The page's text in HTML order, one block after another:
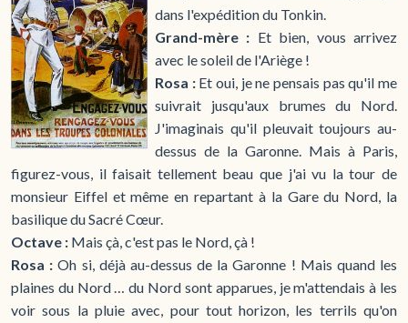
dans l'expédition du Tonkin.
Grand-mère : Et bien, vous arrivez
avec le soleil de l'Ariège !
Rosa :Et oui, je ne pensais pas qu'il me
suivrait jusqu'aux brumes du Nord.
J'imaginais qu'il pleuvait toujours au-
dessus de la Garonne. Mais à Paris,
figurez-vous, il faisait tellement beau que j'ai vu la tour de
monsieur Eiffel et même en repartant à la Gare du Nord, la
basilique du Sacré Cœur.
Octave : Mais çà, c'est pas le Nord, çà !
Rosa : Oh si, déjà au-dessus de la Garonne ! Mais quand les
plaines du Nord … du Nord sont apparues, je m'attendais à les
voir sous la pluie avec, pour tout horizon, les terrils qu'on